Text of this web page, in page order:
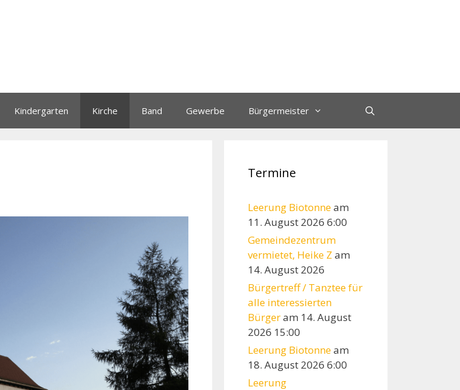
Kindergarten Kirche Band Gewerbe Bürgermeister
Termine
Leerung Biotonneam
11. August 2026 6:00
Gemeindezentrum
vermietet, Heike Z am
14. August 2026
Bürgertreff / Tanztee für
alle interessierten
Bürgeram 14. August
2026 15:00
Leerung Biotonneam
18. August 2026 6:00
Leerung